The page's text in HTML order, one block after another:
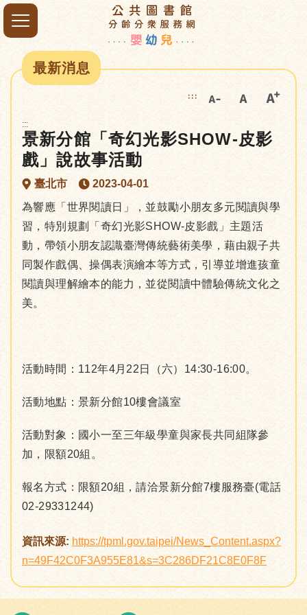
最新消息
:::
:::
景新分館「奇幻光影SHOW-皮影
戲」說故事活動
臺北市
2023-04-01
為響應「世界閱讀日」，並鼓勵小朋友多元閱讀與學
習，特別規劃「奇幻光影SHOW-皮影戲」主題活
動，帶領小朋友認識臺灣傳統藝術美學，藉由親子共
同製作戲偶、操偶表演繪本等方式，引導並增進孩童
閱讀與理解繪本的能力，並從閱讀中體驗傳統文化之
美。
活動時間：112年4月22日（六）14:30-16:00。
活動地點：景新分館10樓會議室
活動對象：國小一至三年級學童與家長共同組隊參
加，限額20組。
報名方式：限額20組，請洽景新分館7樓服務臺(電話
02-29331244)
資訊來源: https://tpml.gov.taipei/News_Content.aspx?
n=49F42C0F3A955E81&s=3C286DF21C8E0F8F